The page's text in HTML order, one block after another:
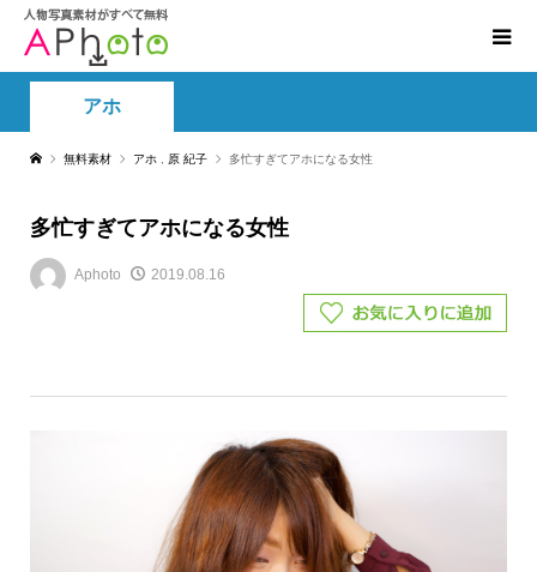
アホ
無料素材 アホ 原 紀子 多忙すぎてアホになる女性
多忙すぎてアホになる女性
Aphoto 2019.08.16